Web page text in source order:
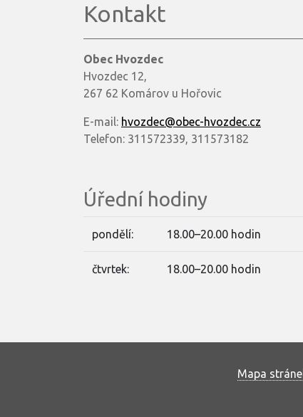
Kontakt
Obec Hvozdec
Hvozdec 12,
267 62 Komárov u Hořovic
E-mail: hvozdec@obec-hvozdec.cz
Telefon: 311572339, 311573182
Úřední hodiny
pondělí: 18.00–20.00 hodin
čtvrtek: 18.00–20.00 hodin
Mapa